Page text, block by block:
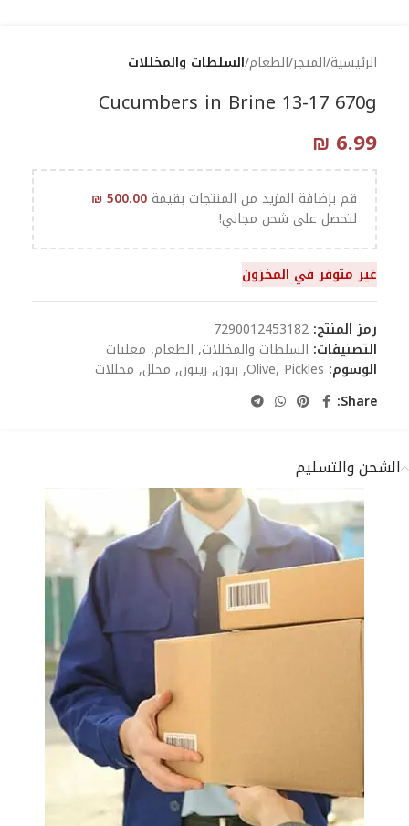
الرئيسية المتجر الطعام السلطات والمخللات
Cucumbers in Brine 13-17 670g
₪ 6.99
قم بإضافة المزيد من المنتجات بقيمة ₪500.00
لتحصل على شحن مجاني!
غير متوفر في المخزون
رمز المنتج: 7290012453182
التصنيفات: السلطات والمخللات, الطعام, معلبات
الوسوم:
Olive, Pickles
,زتون,زيتون, مخلل, مخللات
Share:
الشحن والتسليم